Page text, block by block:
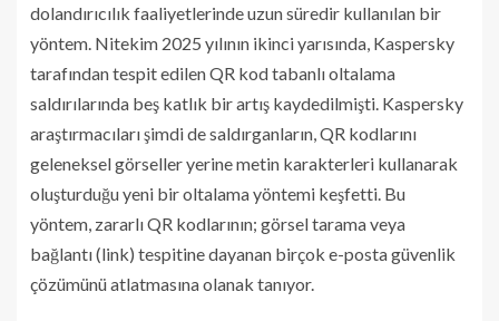
dolandırıcılık faaliyetlerinde uzun süredir kullanılan bir
yöntem. Nitekim 2025 yılının ikinci yarısında, Kaspersky
tarafından tespit edilen QR kod tabanlı oltalama
saldırılarında beş katlık bir artış kaydedilmişti. Kaspersky
araştırmacıları şimdi de saldırganların, QR kodlarını
geleneksel görseller yerine metin karakterleri kullanarak
oluşturduğu yeni bir oltalama yöntemi keşfetti. Bu
yöntem, zararlı QR kodlarının; görsel tarama veya
bağlantı (link) tespitine dayanan birçok e-posta güvenlik
çözümünü atlatmasına olanak tanıyor.